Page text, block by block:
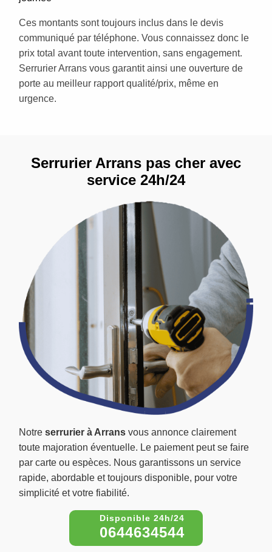
Ces montants sont toujours inclus dans le devis
communiqué par téléphone. Vous connaissez donc le
prix total avant toute intervention, sans engagement.
Serrurier Arrans vous garantit ainsi une ouverture de
porte au meilleur rapport qualité/prix, même en
urgence.
Notre serrurier à Arrans vous annonce clairement
toute majoration éventuelle. Le paiement peut se faire
par carte ou espèces. Nous garantissons un service
rapide, abordable et toujours disponible, pour votre
simplicité et votre fiabilité.
0644634544
Serrurier Arrans pas cher avec
service 24h/24